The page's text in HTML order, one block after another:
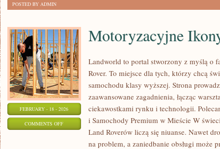
POSTED BY ADMIN
FEBRUARY - 18 - 2026
COMMENTS OFFON
MOTORYZACYJNE
Motoryzacyjne
Landworld to portal stworzony z myślą o
Rover. To miejsce dla tych, którzy chcą
samochodu klasy wyższej. Strona
zaawansowane zagadnienia, łącząc
ciekawostkami rynku i technologii.
i Samochody Premium w Mieście W
Land Roverów liczą się niuanse. Nawet
na problem, a zaniedbanie obsługi może